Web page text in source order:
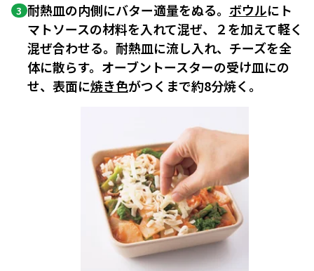
3 耐熱皿の内側にバター適量をぬる。 ボウルにト
マトソースの材料を入れて混ぜ、２を加えて軽く
混ぜ合わせる。耐熱皿に流し入れ、チーズを全
体に散らす。オーブントースターの受け皿にの
せ、表面に焼き色がつくまで約8分焼く。